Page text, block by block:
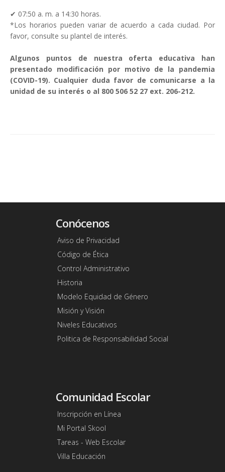
✔ 07:50 a. m. a 14:30 horas.
*Los horarios pueden variar de acuerdo a cada ciudad. Por
favor, consulte su plantel de interés.
Algunos puntos de nuestra oferta educativa han
presentado modificación por motivo de la pandemia
(COVID-19). Cualquier duda favor de comunicarse a la
unidad de su interés o al 800 506 52 27 ext. 206-212.
Conócenos
Aviso de Privacidad
Código de Ética
Control Administrativo
Historia
Modelo Equidad de Género
Misión y Visión
Niveles Educativos
Politica de Responsabilidad Social
Comunidad Escolar
Inscripción en Línea
Mi Portal Skool
Tareas - Web Escolar
Villa Educación